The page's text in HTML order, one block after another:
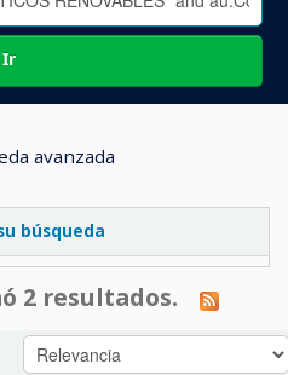
Ir
avanzada
búsqueda
2 resultados.